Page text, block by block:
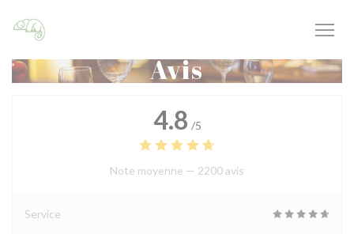
Avis
4.8 /5
Note moyenne — 2200 avis
Service